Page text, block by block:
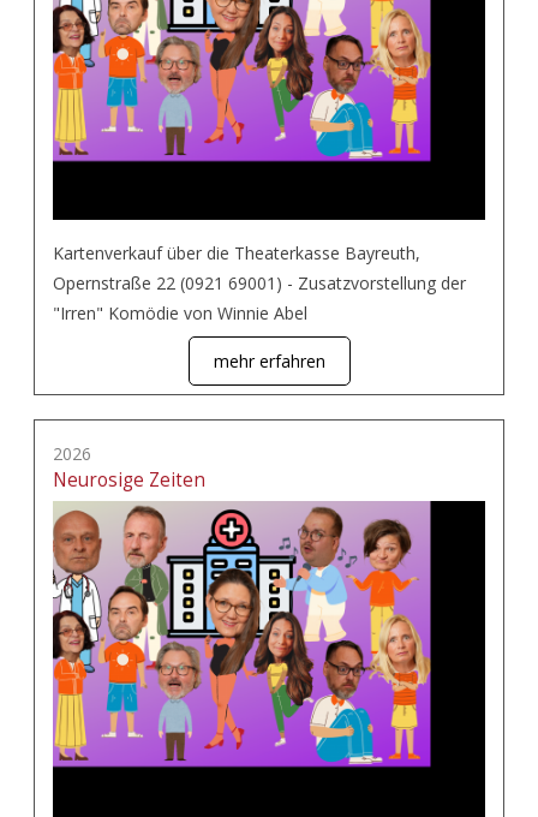
Kartenverkauf über die Theaterkasse Bayreuth,
Opernstraße 22 (0921 69001) - Zusatzvorstellung der
"Irren" Komödie von Winnie Abel
mehr erfahren
2026
Neurosige Zeiten